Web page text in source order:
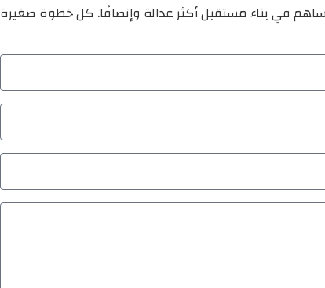
في بناء مستقبل أكثر عدالة وإنصافًا. كل خطوة صغيرة